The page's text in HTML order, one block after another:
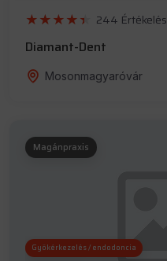
244 Értékelés
Diamant-Dent
Mosonmagyaróvár
Magánpraxis
Gyökérkezelés / endodoncia